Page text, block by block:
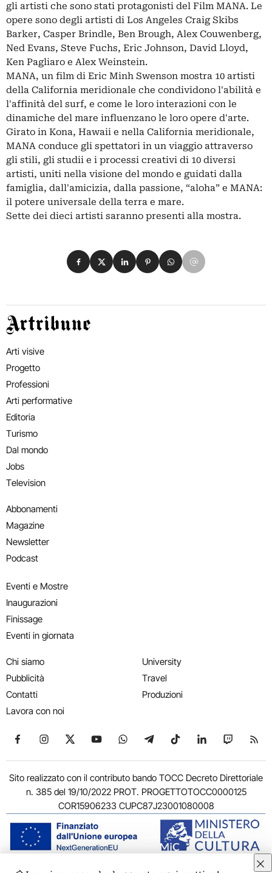
gli artisti che sono stati protagonisti del Film MANA. Le
opere sono degli artisti di Los Angeles Craig Skibs
Barker, Casper Brindle, Ben Brough, Alex Couwenberg,
Ned Evans, Steve Fuchs, Eric Johnson, David Lloyd,
Ken Pagliaro e Alex Weinstein.
MANA, un film di Eric Minh Swenson mostra 10 artisti
della California meridionale che condividono l'abilità e
l'affinità del surf, e come le loro interazioni con le
dinamiche del mare influenzano le loro opere d'arte.
Girato in Kona, Hawaii e nella California meridionale,
MANA conduce gli spettatori in un viaggio attraverso
gli stili, gli studii e i processi creativi di 10 diversi
artisti, uniti nella visione del mondo e guidati dalla
famiglia, dall'amicizia, dalla passione, “aloha” e MANA:
il potere universale della terra e mare.
Sette dei dieci artisti saranno presenti alla mostra.
Condividi su Facebook
Condividi su X
Condividi su LinkedIn
Condividi su Pinterest
Condividi su WhatsApp
Condividi su Email
Artribune
Arti visive
Progetto
Professioni
Arti performative
Editoria
Turismo
Dal mondo
Jobs
Television
Abbonamenti
Magazine
Newsletter
Podcast
Eventi e Mostre
Inaugurazioni
Finissage
Eventi in giornata
Chi siamo
Pubblicità
Contatti
Lavora con noi
University
Travel
Produzioni
Seguici su Facebook
Seguici su Instagram
Seguici su X
Seguici su YouTube
Seguici su WhatsApp
Seguici su Telegram
Seguici su TikTok
Seguici su
Seguici
Sito realizzato con il contributo bando TOCC Decreto Direttoriale
n. 385 del 19/10/2022 PROT. PROGETTOTOCC0000125
COR15906233 CUPC87J23001080008